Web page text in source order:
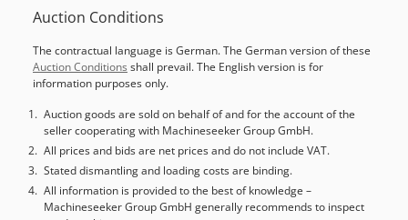
certificaat aanwezig: Nee - Serienummer: 127-01204 -
40 - Tafellengte [mm]: 2680 - Tafelbreedte [mm]: 450 -
Spindel schuinstelbaar: Automatisch - └ Min.
schuinstelbaar [°]: 0 - └ Max. schuinstelbaar [°]: 45 -
Aanvoerapparaat aanwezig: Ja - Merk: Masterwood - Type:
Euromeo - Aantal wielen [st.]: 4 - Aantal snelheden: 2 -
Geleider aanwezig: Ja - Merk: Aigner - Min. spindelsnelheid
[rpm]: 3000 - Regeling spindelsnelheid: In stappen -
Transportafmetingen: 2680mm x 1200mm x 2200mm (l x b
x h) Dcjdpewl I E Esfx Apdek - Transportgewicht [kg]: 950kg
Auction Conditions
The contractual language is German. The German version of these
Auction Conditions shall prevail. The English version is for
information purposes only.
Auction goods are sold on behalf of and for the account of the
seller cooperating with Machineseeker Group GmbH.
All prices and bids are net prices and do not include VAT.
Stated dismantling and loading costs are binding.
All information is provided to the best of knowledge –
Machineseeker Group GmbH generally recommends to inspect